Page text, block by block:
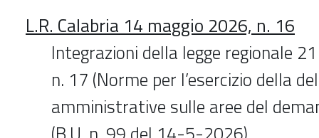
L.R. Calabria 14 maggio 2026, n. 16
Integrazioni della legge regionale
n. 17 (Norme per l’esercizio della
amministrative sulle aree del